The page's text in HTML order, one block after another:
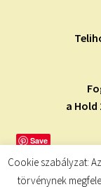
a Hold
Save
Cookie szabályzat:
törvénynek